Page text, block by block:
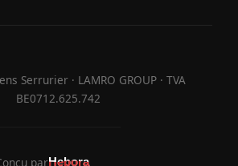
Serrurier · LAMRO GROUP · TVA
BE0712.625.742
parHebora
Hebora